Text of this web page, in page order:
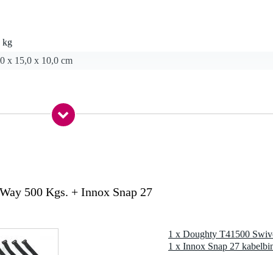
kg
x 15,0 x 10,0 cm
40 x 174
500 Kgs. + Innox Snap 27
1 x Doughty T41500